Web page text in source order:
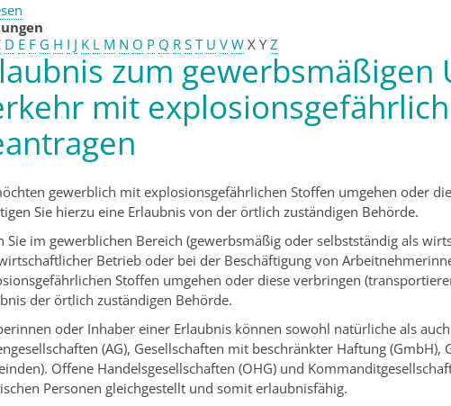
D E F G H I J K L M N O P Q R S T U V W X Y Z
zum gewerbsmäßigen
mit
gewerblich mit explosionsgefährlichen Stoffen umgehen oder
Sie hierzu eine Erlaubnis von der örtlich zuständigen Behörde.
Sie im gewerblichen Bereich (gewerbsmäßig oder selbstständig als
Betrieb oder bei der Beschäftigung von
Stoffen umgehen oder diese verbringen
der örtlich zuständigen Behörde.
oder Inhaber einer Erlaubnis können sowohl natürliche als a
(AG), Gesellschaften mit beschränkter Haftung (GmbH),
Offene Handelsgesellschaften (OHG) und
schen Personen gleichgestellt und somit erlaubnisfähig.